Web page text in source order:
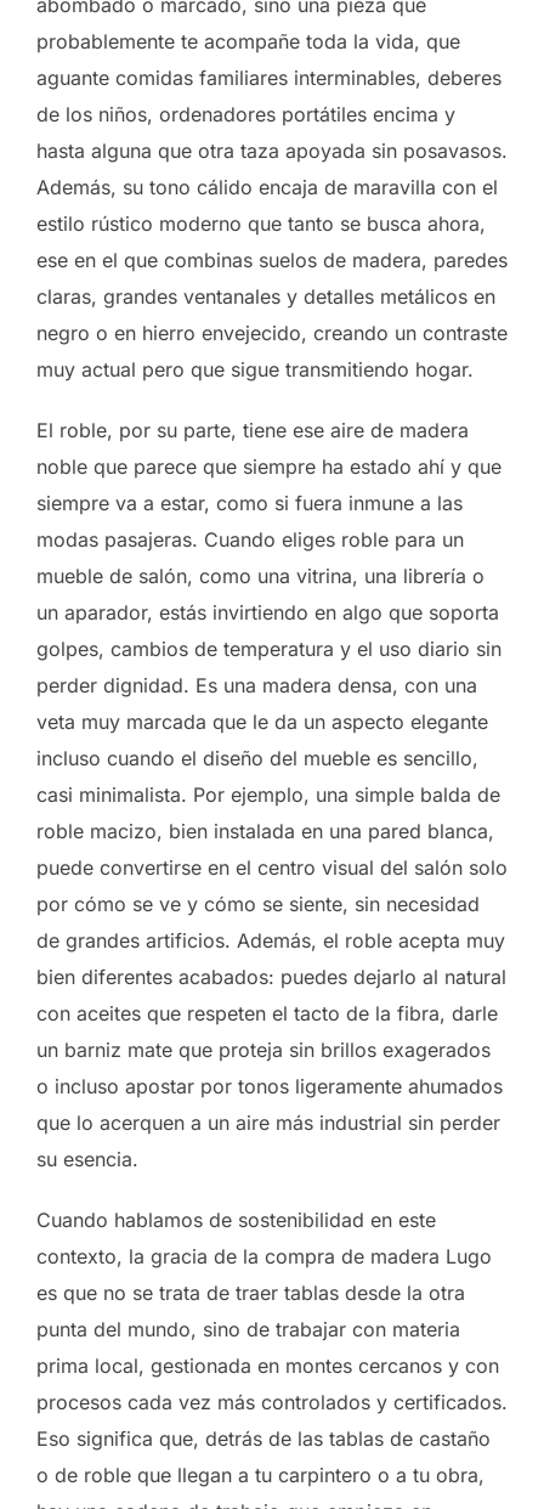
probablemente te acompañe toda la vida, que
aguante comidas familiares interminables, deberes
de los niños, ordenadores portátiles encima y
hasta alguna que otra taza apoyada sin posavasos.
Además, su tono cálido encaja de maravilla con el
estilo rústico moderno que tanto se busca ahora,
ese en el que combinas suelos de madera, paredes
claras, grandes ventanales y detalles metálicos en
negro o en hierro envejecido, creando un contraste
muy actual pero que sigue transmitiendo hogar.
El roble, por su parte, tiene ese aire de madera
noble que parece que siempre ha estado ahí y que
siempre va a estar, como si fuera inmune a las
modas pasajeras. Cuando eliges roble para un
mueble de salón, como una vitrina, una librería o
un aparador, estás invirtiendo en algo que soporta
golpes, cambios de temperatura y el uso diario sin
perder dignidad. Es una madera densa, con una
veta muy marcada que le da un aspecto elegante
incluso cuando el diseño del mueble es sencillo,
casi minimalista. Por ejemplo, una simple balda de
roble macizo, bien instalada en una pared blanca,
puede convertirse en el centro visual del salón solo
por cómo se ve y cómo se siente, sin necesidad
de grandes artificios. Además, el roble acepta muy
bien diferentes acabados: puedes dejarlo al natural
con aceites que respeten el tacto de la fibra, darle
un barniz mate que proteja sin brillos exagerados
o incluso apostar por tonos ligeramente ahumados
que lo acerquen a un aire más industrial sin perder
su esencia.
Cuando hablamos de sostenibilidad en este
contexto, la gracia de la compra de madera Lugo
es que no se trata de traer tablas desde la otra
punta del mundo, sino de trabajar con materia
prima local, gestionada en montes cercanos y con
procesos cada vez más controlados y certificados.
Eso significa que, detrás de las tablas de castaño
o de roble que llegan a tu carpintero o a tu obra,